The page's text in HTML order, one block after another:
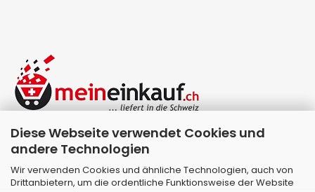
Diese Webseite verwendet Cookies und
andere Technologien
Wir verwenden Cookies und ähnliche Technologien, auch von
Drittanbietern, um die ordentliche Funktionsweise der Website